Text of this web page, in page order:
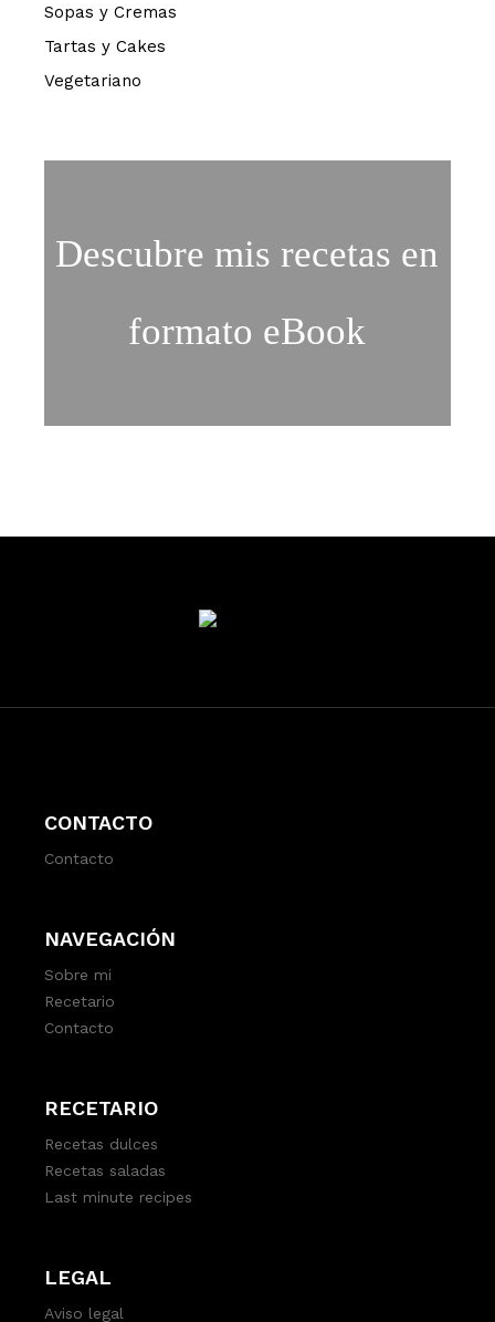
Sopas y Cremas
Tartas y Cakes
Vegetariano
Descubre mis recetas en
formato eBook
CONTACTO
Contacto
NAVEGACIÓN
Sobre mi
Recetario
Contacto
RECETARIO
Recetas dulces
Recetas saladas
Last minute recipes
LEGAL
Aviso legal